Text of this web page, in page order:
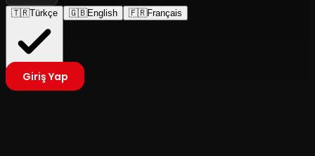
🇹🇷Türkçe 🇬🇧English 🇫🇷Français
Giriş Yap